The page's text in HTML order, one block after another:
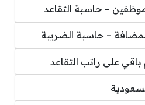
– حاسبة التقاعد
– حاسبة الضريبة
على راتب التقاعد